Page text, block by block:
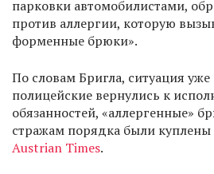
парковки автомобилистами,
против аллергии, которую
форменные брюки».
По словам Бригла, ситуация
полицейские вернулись к
обязанностей, «аллергенные»
стражам порядка были
Austrian Times.